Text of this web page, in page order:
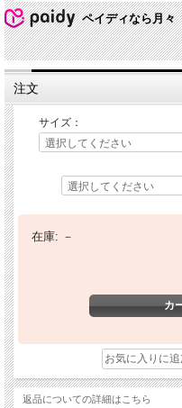
ペイディなら月々
注文
サイズ：
在庫: －
返品についての詳細はこちら